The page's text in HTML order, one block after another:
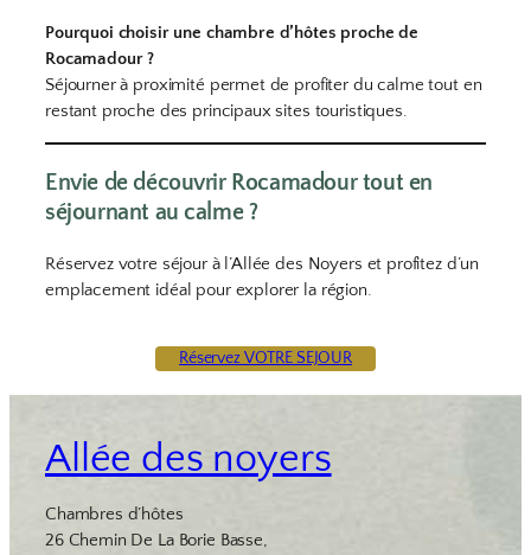
Pourquoi choisir une chambre d’hôtes proche de
Rocamadour ?
Séjourner à proximité permet de profiter du calme tout en
restant proche des principaux sites touristiques.
Envie de découvrir Rocamadour tout en
séjournant au calme ?
Réservez votre séjour à l’Allée des Noyers et profitez d’un
emplacement idéal pour explorer la région.
Réservez VOTRE SEJOUR
Allée des noyers
Chambres d’hôtes
26 Chemin De La Borie Basse,